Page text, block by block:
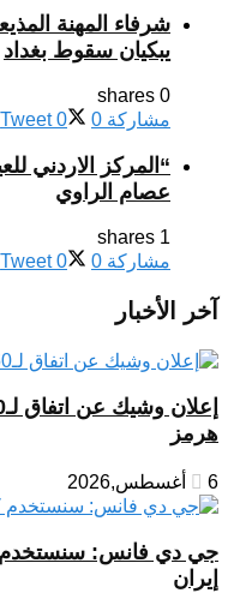
شرفاء المهنة
يبكيان سقوط بغداد
0 shares
مشاركة 0
Tweet 0
“المركز الاردني
عصام الراوي
1 shares
مشاركة 0
Tweet 0
آخر الأخبار
هرمز
6 أغسطس,2026
جي دي فانس: سنستخدم
إيران